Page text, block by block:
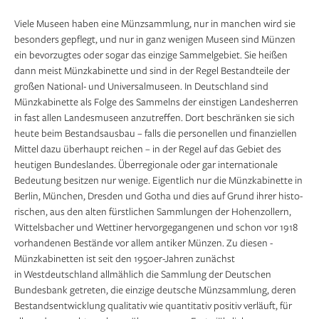
Viele Museen haben eine Münzsammlung, nur in manchen wird sie
besonders gepflegt, und nur in ganz wenigen Museen sind Münzen
ein bevorzugtes oder sogar das einzige Sammelgebiet. Sie heißen
dann meist Münzkabinette und sind in der Regel Bestandteile der
großen National- und Universalmuseen. In Deutschland sind
Münzkabinette als Folge des Sammelns der einstigen Landesherren
in fast allen Landesmuseen anzutreffen. Dort beschränken sie sich
heute beim Bestandsausbau – falls die personellen und finanziellen
Mittel dazu überhaupt reichen – in der Regel auf das Gebiet des
heutigen Bundeslandes. Überregionale oder gar internationale
Bedeutung besitzen nur wenige. Eigentlich nur die Münzkabinette in
Berlin, München, Dresden und Gotha und dies auf Grund ihrer histo­
rischen, aus den alten fürstlichen Samm­lungen der Hohenzollern,
Wittelsbacher und Wettiner hervorgegangenen und schon vor 1918
vorhandenen Bestände vor allem antiker Münzen. Zu diesen ­
Münzkabinetten ist seit den 1950er-Jahren zunächst
in Westdeutschland allmählich die Sammlung der ­Deutschen
Bundesbank getreten, die einzige deutsche Münzsammlung, deren
Bestandsentwicklung qualitativ wie quantitativ positiv verläuft, für